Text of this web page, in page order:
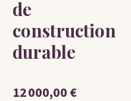
de
construction
durable
12 000,00 €